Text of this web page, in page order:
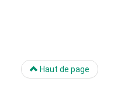
Haut de page